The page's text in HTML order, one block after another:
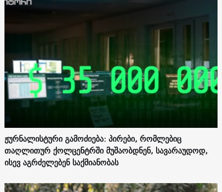
ჟურნალისტური გამოძიება: პირები, რომლებიც
თაღლითურ ქოლცენტრში მუშაობდნენ, სავარაუდოდ,
ისევ აგრძელებენ საქმიანობას